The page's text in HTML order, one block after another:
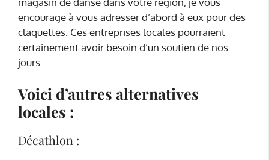
encourage à vous adresser d’abord à eux pour des
claquettes. Ces entreprises locales pourraient
certainement avoir besoin d’un soutien de nos
jours.
Voici d’autres alternatives
locales :
Décathlon :